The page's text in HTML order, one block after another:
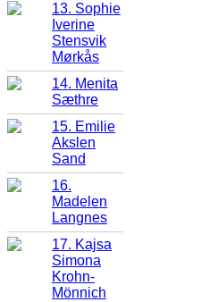
13. Sophie
Iverine
Stensvik
Mørkås
14. Menita
Sæthre
15. Emilie
Akslen
Sand
16.
Madelen
Langnes
17. Kajsa
Simona
Krohn-
Mönnich